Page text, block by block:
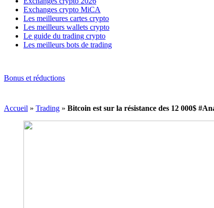
Exchanges crypto MiCA
Les meilleures cartes crypto
Les meilleurs wallets crypto
Le guide du trading crypto
Les meilleurs bots de trading
Bonus et réductions
Accueil » Trading » Bitcoin est sur la résistance des 12 000$